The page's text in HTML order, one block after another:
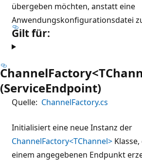
übergeben möchten, anstatt eine
Anwendungskonfigurationsdatei
Gilt für:
(ServiceEndpoint)
Quelle: ChannelFactory.cs
Initialisiert eine neue Instanz der
ChannelFactory<TChannel>
einem angegebenen Endpunkt